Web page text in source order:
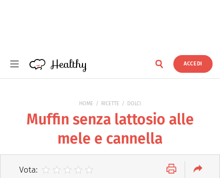
Healthy
Healthy ACCEDI
HOME RICETTE DOLCI
Muffin senza lattosio alle
mele e cannella
Vota: